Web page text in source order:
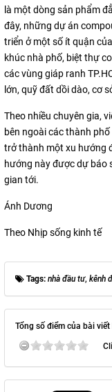
là một dòng sản phẩm
đây, những dự án
triển ở một số ít quận
khúc nhà phố, biệt thự
các vùng giáp ranh
lớn, quỹ đất dồi dào, cơ
Theo nhiều chuyên gia,
bên ngoài các thành
trở thành một xu hướng
hướng này được dự báo
gian tới.
Ánh Dương
Theo Nhịp sống kinh tế
Tags: nhà đầu tư, kênh
Tổng số điểm của bài